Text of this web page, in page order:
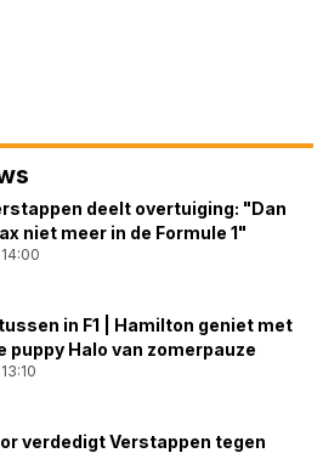
deelt overtuiging: "Dan
niet meer in de Formule 1"
in F1 | Hamilton geniet met
puppy Halo van zomerpauze
verdedigt Verstappen tegen